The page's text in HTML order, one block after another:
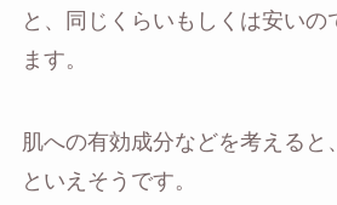
と、同じくらいもしくは安いの
ます。
肌への有効成分などを考えると
といえそうです。